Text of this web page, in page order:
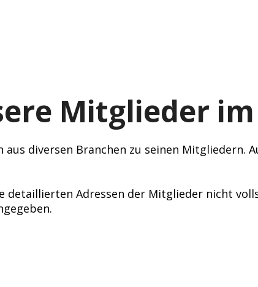
Mitglieder
diversen Branchen zu seinen Mitgliedern.
detaillierten Adressen der Mitglieder nicht